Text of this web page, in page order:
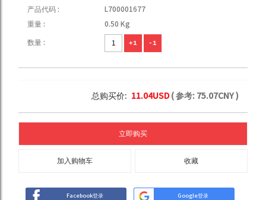
产品代码 :
L700001677
重量 :
0.50 Kg
数量 : +1 -1
总购买价: 11.04USD( 参考: 75.07CNY )
立即购买
加入购物车 收藏
Facebook登录 Google登录